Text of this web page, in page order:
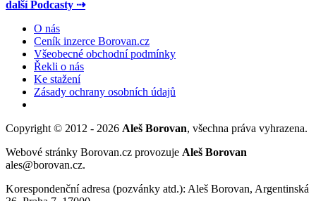
další Podcasty ⇢
O nás
Ceník inzerce Borovan.cz
Všeobecné obchodní podmínky
Řekli o nás
Ke stažení
Zásady ochrany osobních údajů
Copyright © 2012 - 2026 Aleš Borovan, všechna práva vyhrazena.
Webové stránky Borovan.cz provozuje Aleš Borovan
ales@borovan.cz.
Korespondenční adresa (pozvánky atd.): Aleš Borovan, Argentinská